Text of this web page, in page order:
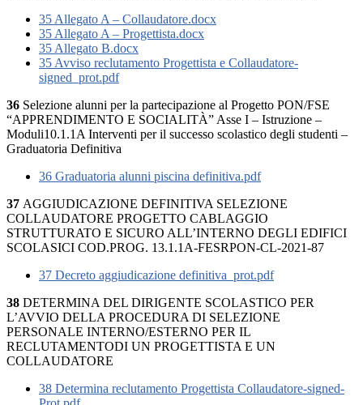
35 Allegato A – Collaudatore.docx
35 Allegato A – Progettista.docx
35 Allegato B.docx
35 Avviso reclutamento Progettista e Collaudatore-
signed_prot.pdf
36 Selezione alunni per la partecipazione al Progetto PON/FSE
“APPRENDIMENTO E SOCIALITÀ” Asse I – Istruzione –
Moduli10.1.1A Interventi per il successo scolastico degli studenti –
Graduatoria Definitiva
36 Graduatoria alunni piscina definitiva.pdf
37 AGGIUDICAZIONE DEFINITIVA SELEZIONE
COLLAUDATORE PROGETTO CABLAGGIO
STRUTTURATO E SICURO ALL’INTERNO DEGLI EDIFICI
SCOLASICI COD.PROG. 13.1.1A-FESRPON-CL-2021-87
37 Decreto aggiudicazione definitiva_prot.pdf
38 DETERMINA DEL DIRIGENTE SCOLASTICO PER
L’AVVIO DELLA PROCEDURA DI SELEZIONE
PERSONALE INTERNO/ESTERNO PER IL
RECLUTAMENTODI UN PROGETTISTA E UN
COLLAUDATORE
38 Determina reclutamento Progettista Collaudatore-signed-